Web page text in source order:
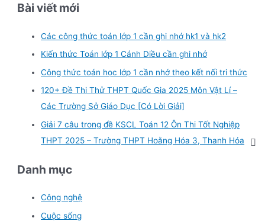
Bài viết mới
Các công thức toán lớp 1 cần ghi nhớ hk1 và hk2
Kiến thức Toán lớp 1 Cánh Diều cần ghi nhớ
Công thức toán học lớp 1 cần nhớ theo kết nối tri thức
120+ Đề Thi Thử THPT Quốc Gia 2025 Môn Vật Lí –
Các Trường Sở Giáo Dục [Có Lời Giải]
Giải 7 câu trong đề KSCL Toán 12 Ôn Thi Tốt Nghiệp
THPT 2025 – Trường THPT Hoằng Hóa 3, Thanh Hóa
Danh mục
Công nghệ
Cuộc sống